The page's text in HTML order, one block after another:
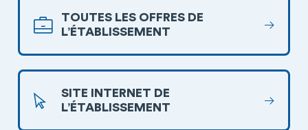
TOUTES LES OFFRES DE
L’ÉTABLISSEMENT
SITE INTERNET DE
L’ÉTABLISSEMENT